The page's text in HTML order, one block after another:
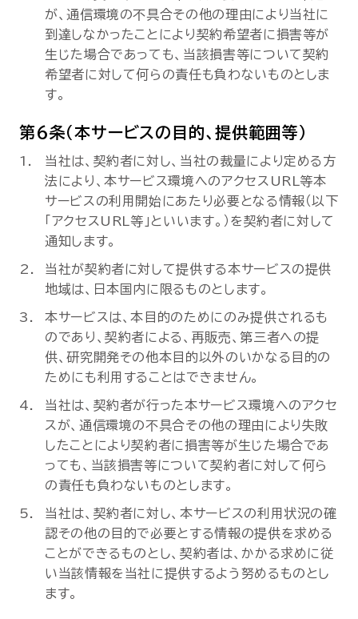
が、通信環境の不具合その他の理由により当社に
到達しなかったことにより契約希望者に損害等が
生じた場合であっても、当該損害等について契約
希望者に対して何らの責任も負わないものとしま
す。
第6条（本サービスの目的、提供範囲等）
当社は、契約者に対し、当社の裁量により定める方
法により、本サービス環境へのアクセスURL等本
サービスの利用開始にあたり必要となる情報（以下
「アクセスURL等」といいます。）を契約者に対して
通知します。
当社が契約者に対して提供する本サービスの提供
地域は、日本国内に限るものとします。
本サービスは、本目的のためにのみ提供されるも
のであり、契約者による、再販売、第三者への提
供、研究開発その他本目的以外のいかなる目的の
ためにも利用することはできません。
当社は、契約者が行った本サービス環境へのアクセ
スが、通信環境の不具合その他の理由により失敗
したことにより契約者に損害等が生じた場合であ
っても、当該損害等について契約者に対して何ら
の責任も負わないものとします。
当社は、契約者に対し、本サービスの利用状況の確
認その他の目的で必要とする情報の提供を求める
ことができるものとし、契約者は、かかる求めに従
い当該情報を当社に提供するよう努めるものとし
ます。